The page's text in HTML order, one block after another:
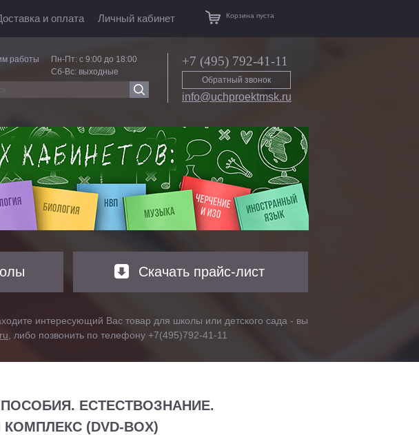
и оплата Личный кабинет Корзина пуста
работы
Пн-Пт: с 9:00 до 18:00
Сб-Вс: выходные
+7 (495) 792-41-11
Обратный звонок
info@uchproektmsk.ru
Скачать прайс-лист
интересующий Вас товар для школы или детского сада - вы
, либо позвонить по телефону +7(495)792-41-11
ЕСТЕСТВОЗНАНИЕ.
(DVD-BOX)